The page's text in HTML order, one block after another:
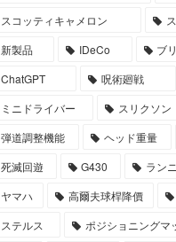
スコッティキャメロン
新製品
IDeCo
ブ
ChatGPT
呪術廻戦
ミニドライバー
スリクソン
弾道調整機能
ヘッド重量
死滅回遊
G430 ラン
ヤマハ
高爾夫球桿降價
ステルス
ポジショニングマ